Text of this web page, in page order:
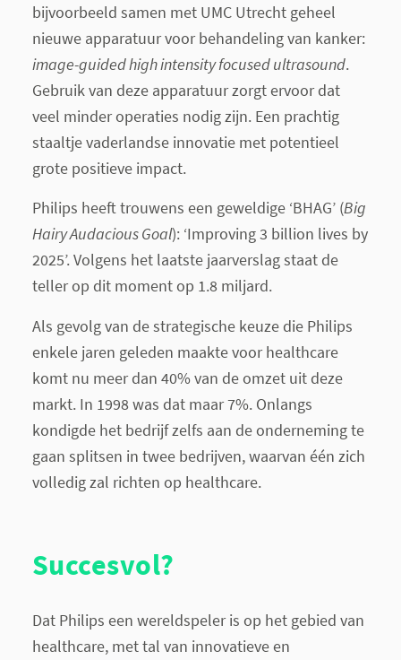
bijvoorbeeld samen met UMC Utrecht geheel
nieuwe apparatuur voor behandeling van kanker:
image-guided high intensity focused ultrasound.
Gebruik van deze apparatuur zorgt ervoor dat
veel minder operaties nodig zijn. Een prachtig
staaltje vaderlandse innovatie met potentieel
grote positieve impact.
Philips heeft trouwens een geweldige ‘BHAG’ (Big
Hairy Audacious Goal): ‘Improving 3 billion lives by
2025’. Volgens het laatste jaarverslag staat de
teller op dit moment op 1.8 miljard.
Als gevolg van de strategische keuze die Philips
enkele jaren geleden maakte voor healthcare
komt nu meer dan 40% van de omzet uit deze
markt. In 1998 was dat maar 7%. Onlangs
kondigde het bedrijf zelfs aan de onderneming te
gaan splitsen in twee bedrijven, waarvan één zich
volledig zal richten op healthcare.
Succesvol?
Dat Philips een wereldspeler is op het gebied van
healthcare, met tal van innovatieve en